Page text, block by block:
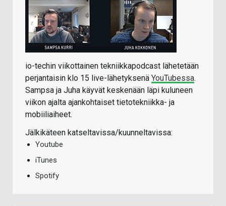
io-techin viikottainen tekniikkapodcast lähetetään
perjantaisin klo 15 live-lähetyksenä YouTubessa.
Sampsa ja Juha käyvät keskenään läpi kuluneen
viikon ajalta ajankohtaiset tietotekniikka- ja
mobiiliaiheet.
Jälkikäteen katseltavissa/kuunneltavissa:
Youtube
iTunes
Spotify